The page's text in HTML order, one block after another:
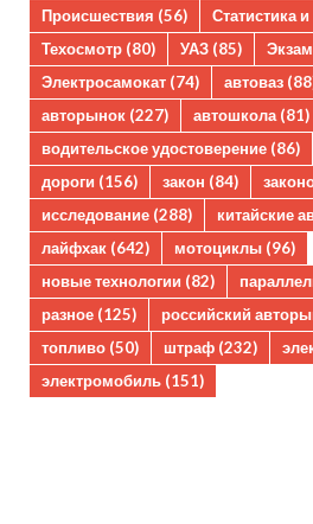
Происшествия (56) Статистика
Техосмотр (80) УАЗ (85)
Электросамокат (74) автоваз
авторынок (227) автошкола(81)
водительское удостоверение (86)
дороги (156) закон (84)
исследование (288) китайские
лайфхак (642) мотоциклы (96)
новые технологии (82)
разное (125) российский
топливо (50) штраф (232)
электромобиль (151)